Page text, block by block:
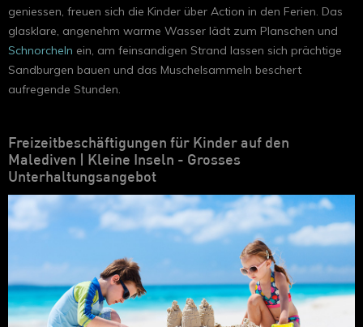
geniessen, freuen sich die Kinder über Action in den Ferien. Das
glasklare, angenehm warme Wasser lädt zum Planschen und
Schnorcheln ein, am feinsandigen Strand lassen sich prächtige
Sandburgen bauen und das Muschelsammeln beschert
aufregende Stunden.
Freizeitbeschäftigungen für Kinder auf den
Malediven | Kleine Inseln - Grosses
Unterhaltungsangebot